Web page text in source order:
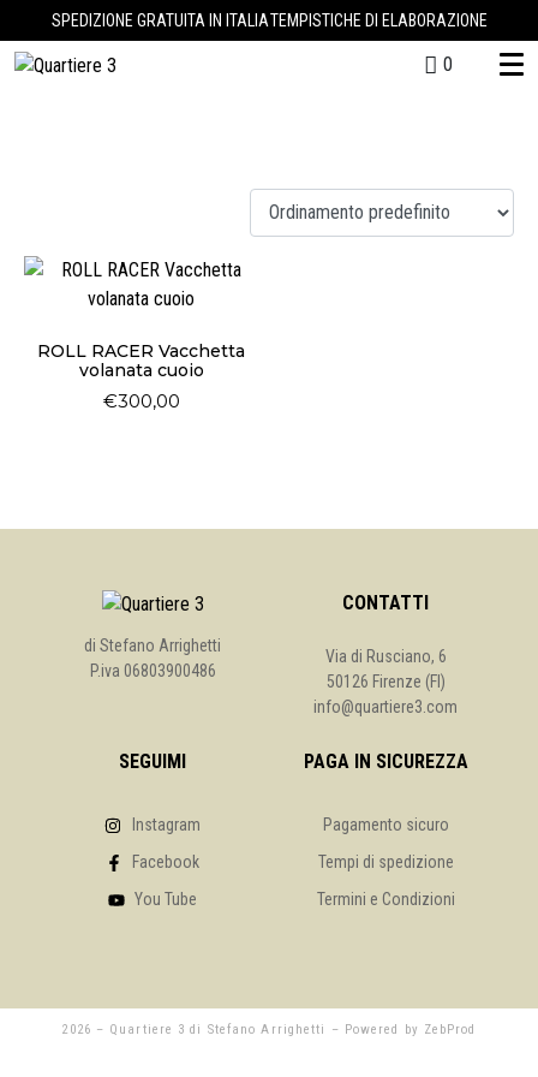
SPEDIZIONE GRATUITA IN ITALIATEMPISTICHE DI ELABORAZIONE
0
ROLL RACER Vacchetta
volanata cuoio
€300,00
di Stefano Arrighetti
P.iva 06803900486
CONTATTI
Via di Rusciano, 6
50126 Firenze (FI)
info@quartiere3.com
SEGUIMI
Instagram
Facebook
You Tube
PAGA IN SICUREZZA
Pagamento sicuro
Tempi di spedizione
Termini e Condizioni
2026 – Quartiere 3 di Stefano Arrighetti – Powered by ZebProd